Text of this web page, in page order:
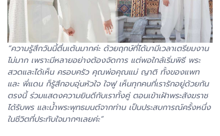
“ความรู้สึกวันนี้ตื่นเต้นมากค่ะ ด้วยฤกษ์ที่ได้มามีเวลาเตรียมงาน
ไม่มาก เพราะมีหลายอย่างต้องจัดการ แต่พอใกล้เริ่มพิธี พระ
สวดและได้เห็น ครอบครัว คุณพ่อคุณแม่ ญาติ ทั้งของแพท
และ พี่แดน ก็รู้สึกอบอุ่นหัวใจ ใจฟู เห็นทุกคนที่เรารักอยู่ด้วยกัน
ตรงนี้ ร่วมแสดงความยินดีกับเราทั้งคู่ ตอนเข้าเฝ้าพระสังฆราช
ได้รับพร และน้ำพระพุทธมนต์จากท่าน เป็นประสบการณ์ครั้งหนึ่ง
ในชีวิตที่ประทับใจมากๆเลยค่ะ”